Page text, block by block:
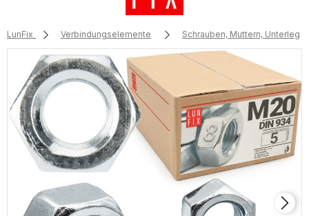
LunFix Verbindungselemente Schrauben, Muttern,